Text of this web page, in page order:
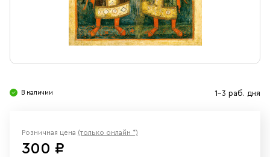
Ювелирные изделия
В наличии 1-3 раб. дня
Розничная цена (только онлайн *)
300 ₽